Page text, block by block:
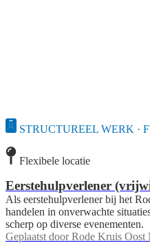
STRUCTUREEL WERK ·
Flexibele locatie
Eerstehulpverlener
Als eerstehulpverlener bij het
handelen in onverwachte
scherp op diverse evenementen.
Geplaatst door Rode Kruis Oost